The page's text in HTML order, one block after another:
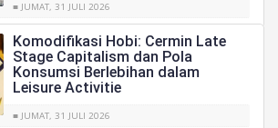
■ JUMAT, 31 JULI 2026
Komodifikasi Hobi: Cermin Late
Stage Capitalism dan Pola
Konsumsi Berlebihan dalam
Leisure Activitie
■ JUMAT, 31 JULI 2026